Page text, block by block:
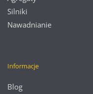
Silniki
Nawadnianie
Informacje
Blog